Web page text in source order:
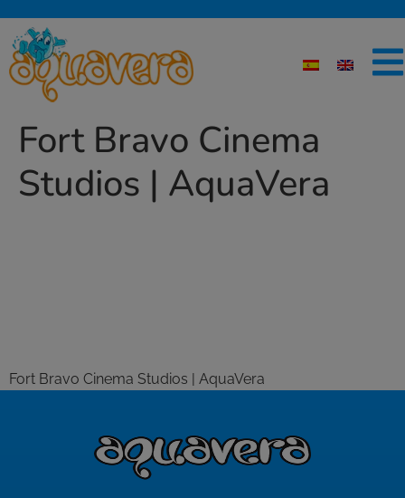
Fort Bravo Cinema
Studios | AquaVera
Fort Bravo Cinema Studios | AquaVera